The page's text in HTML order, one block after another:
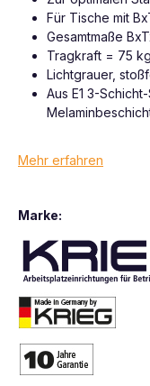
Für Tische mit
Gesamtmaße
Tragkraft = 75
Lichtgrauer,
Aus E1 3-
Mehr erfahren
Marke: